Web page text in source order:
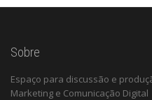
Sobre
Espaço para discussão e
Marketing e Comunicação Digital